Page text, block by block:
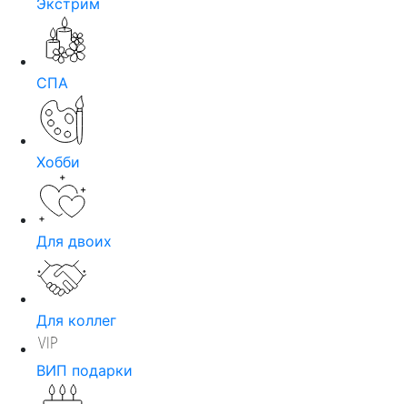
Экстрим
СПА
Хобби
Для двоих
Для коллег
ВИП подарки